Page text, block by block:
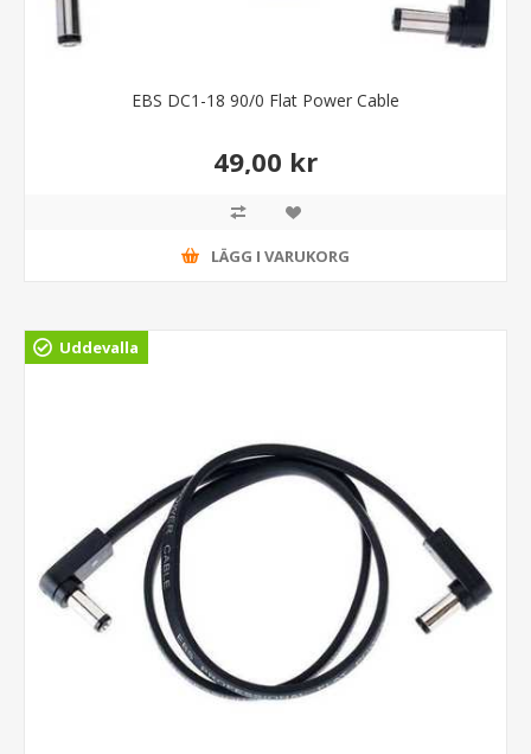
EBS DC1-18 90/0 Flat Power Cable
49,00 kr
LÄGG I VARUKORG
Uddevalla